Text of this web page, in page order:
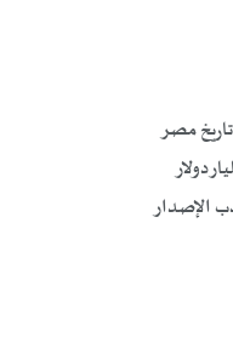
مصر
دولار أمريكي والذي شهد إقبالًا ملحوظًا، حيث بلغت طلبات الاكتتاب نحو ٦,١ مليار دولار
وجذب الإصدار